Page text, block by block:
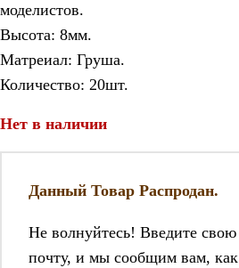
моделистов.
Высота: 8мм.
Матреиал: Груша.
Количество: 20шт.
Нет в наличии
Данный Товар Распродан.
Не волнуйтесь! Введите
почту, и мы сообщим вам, как